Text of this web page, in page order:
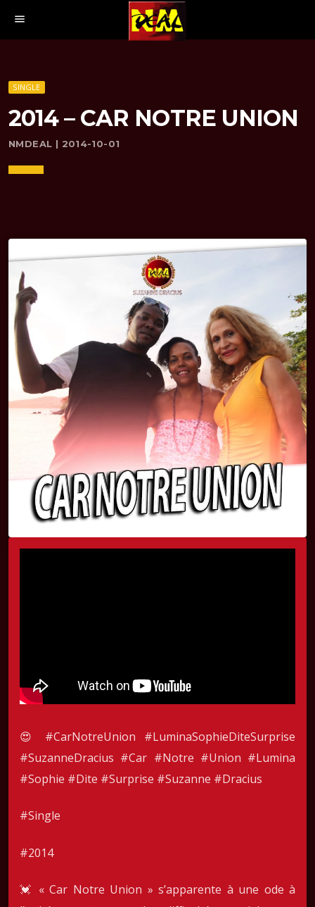
menu
SINGLE
2014 – CAR NOTRE UNION
NMDEAL | 2014-10-01
😍 #CarNotreUnion #LuminaSophieDiteSurprise
#SuzanneDracius #Car #Notre #Union #Lumina
#Sophie #Dite #Surprise #Suzanne #Dracius
#Single
#2014
💓 « Car Notre Union » s’apparente à une ode à